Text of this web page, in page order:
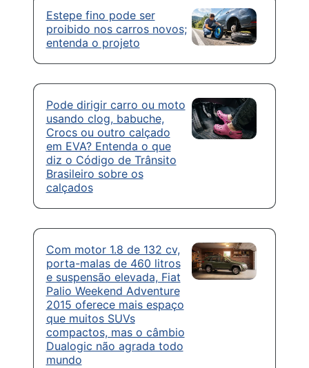
Estepe fino pode ser
proibido nos carros novos;
entenda o projeto
Pode dirigir carro ou moto
usando clog, babuche,
Crocs ou outro calçado
em EVA? Entenda o que
diz o Código de Trânsito
Brasileiro sobre os
calçados
Com motor 1.8 de 132 cv,
porta-malas de 460 litros
e suspensão elevada, Fiat
Palio Weekend Adventure
2015 oferece mais espaço
que muitos SUVs
compactos, mas o câmbio
Dualogic não agrada todo
mundo